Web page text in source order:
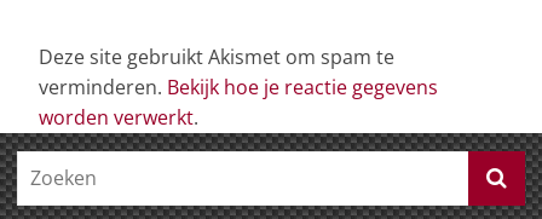
Deze site gebruikt Akismet om spam te
verminderen. Bekijk hoe je reactie gegevens
worden verwerkt.